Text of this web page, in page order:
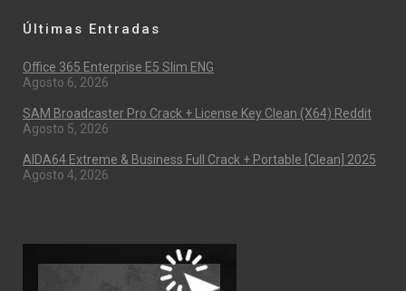
Últimas Entradas
Office 365 Enterprise E5 Slim ENG
Agosto 6, 2026
SAM Broadcaster Pro Crack + License Key Clean (x64) Reddit
Agosto 5, 2026
AIDA64 Extreme & Business Full Crack + Portable [Clean] 2025
Agosto 4, 2026